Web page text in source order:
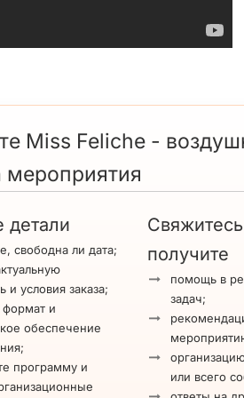
Miss Feliche -
мероприятия
детали
свободна ли дата;
и условия заказа;
формат и
обеспечение
программу и
получите
помощь в
задач;
или всего